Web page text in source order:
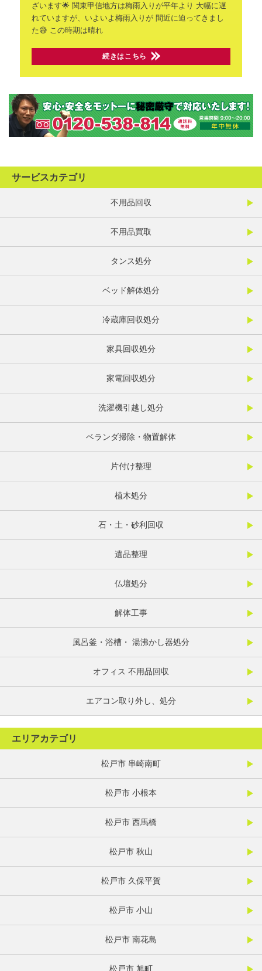
ざいます🌟 関東甲信地方は梅雨入りが平年より 大幅に遅
れていますが、いよいよ梅雨入りが間近に迫ってきまし
た😅 この時期は晴れ
続きはこちら
サービスカテゴリ
不用品回収
不用品買取
タンス処分
ベッド解体処分
冷蔵庫回収処分
家具回収処分
家電回収処分
洗濯機引越し処分
ベランダ掃除・物置解体
片付け整理
植木処分
石・土・砂利回収
遺品整理
仏壇処分
解体工事
風呂釜・浴槽・ 湯沸かし器処分
オフィス 不用品回収
エアコン取り外し、処分
エリアカテゴリ
松戸市 串崎南町
松戸市 小根本
松戸市 西馬橋
松戸市 秋山
松戸市 久保平賀
松戸市 小山
松戸市 南花島
松戸市 旭町